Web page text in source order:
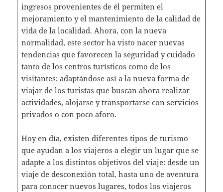
ingresos provenientes de él permiten el
mejoramiento y el mantenimiento de la calidad de
vida de la localidad. Ahora, con la nueva
normalidad, este sector ha visto nacer nuevas
tendencias que favorecen la seguridad y cuidado
tanto de los centros turísticos como de los
visitantes; adaptándose así a la nueva forma de
viajar de los turistas que buscan ahora realizar
actividades, alojarse y transportarse con servicios
privados o con poco aforo.
Hoy en día, existen diferentes tipos de turismo
que ayudan a los viajeros a elegir un lugar que se
adapte a los distintos objetivos del viaje: desde un
viaje de desconexión total, hasta uno de aventura
para conocer nuevos lugares, todos los viajeros